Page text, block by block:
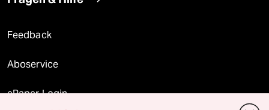
Feedback
Aboservice
ePaper Login